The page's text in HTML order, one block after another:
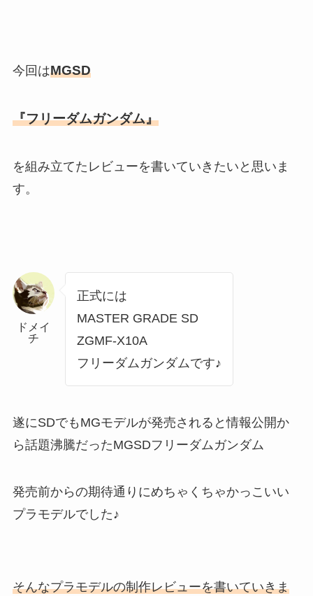
今回はMGSD
『フリーダムガンダム』
を組み立てたレビューを書いていきたいと思いま
す。
ドメイ
チ
正式には
MASTER GRADE SD
ZGMF-X10A
フリーダムガンダムです♪
遂にSDでもMGモデルが発売されると情報公開か
ら話題沸騰だったMGSDフリーダムガンダム
発売前からの期待通りにめちゃくちゃかっこいい
プラモデルでした♪
そんなプラモデルの制作レビューを書いていきま